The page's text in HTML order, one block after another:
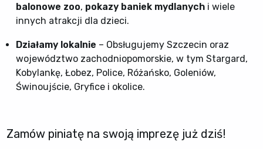
balonowe zoo, pokazy baniek mydlanych i wiele
innych atrakcji dla dzieci.
Działamy lokalnie – Obsługujemy Szczecin oraz
województwo zachodniopomorskie, w tym Stargard,
Kobylankę, Łobez, Police, Różańsko, Goleniów,
Świnoujście, Gryfice i okolice.
Zamów piniatę na swoją imprezę już dziś!